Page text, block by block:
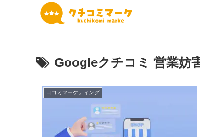
Googleクチコミ 営業妨
口コミマーケティング